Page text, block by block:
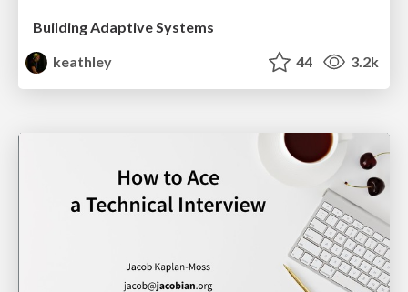
Building Adaptive Systems
keathley
44 3.2k